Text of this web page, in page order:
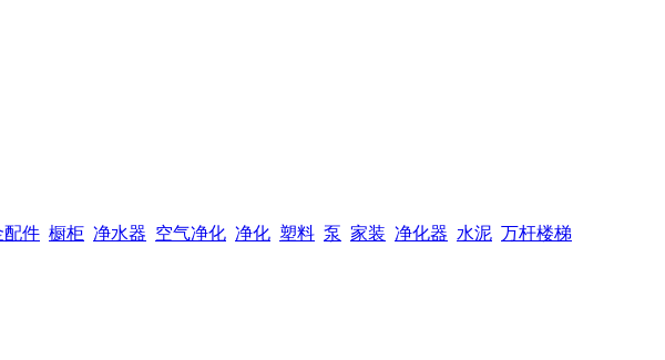
配件 橱柜 净水器 空气净化 净化 塑料 泵 家装 净化器 水泥 万杆楼梯